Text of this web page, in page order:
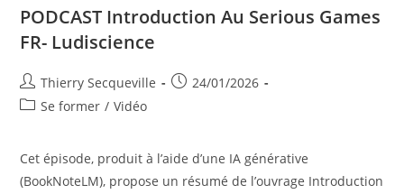
Jouer
–
Des
Pistes
De
PODCAST Introduction Au Serious Games
FR- Ludiscience
Auteur/autrice
de
Thierry Secqueville
Publication
24/01/2026
PostSe former / Vidéo
Cet épisode, produit à l’aide d’une IA générative
(BookNoteLM), propose un résumé de l’ouvrage Introduction